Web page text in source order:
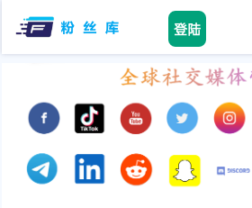
登陆
首页
tiktok